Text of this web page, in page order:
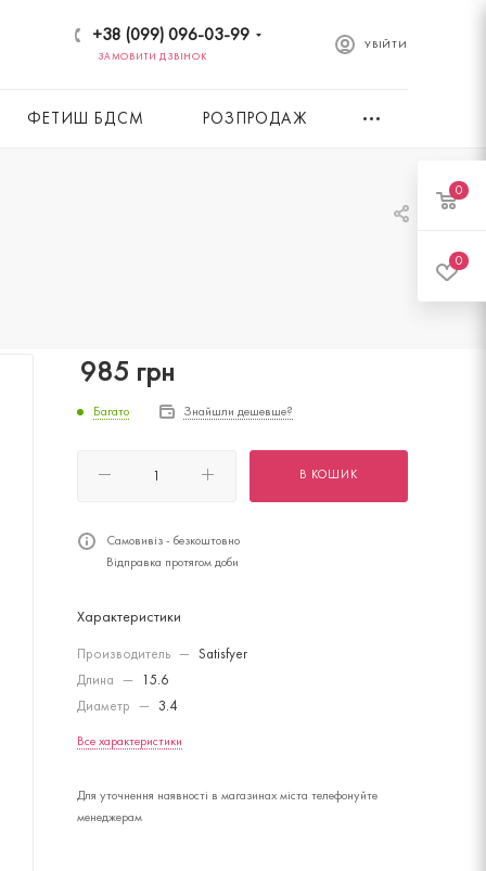
УВІЙТИ
+38 (099) 096-03-99
ЗАМОВИТИ ДЗВІНОК
ФЕТИШ БДСМ РОЗПРОДАЖ
985 грн
Багато Знайшли дешевше?
В КОШИК
Самовивіз - безкоштовно
Відправка протягом доби
Характеристики
Производитель —
Satisfyer
Длина
—
15.6
Диаметр
— 3.4
Все характеристики
Для уточнення наявності в магазинах міста телефонуйте
менеджерам
0
0